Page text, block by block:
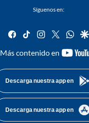
Síguenos en:
facebook
tiktok instagram
twitter
Más contenido en
Descarga nuestra app en
Descarga nuestra app en